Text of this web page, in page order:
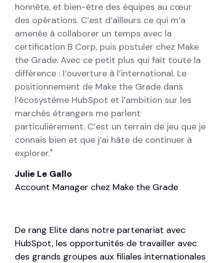
honnête, et bien-être des équipes au cœur
des opérations. C’est d’ailleurs ce qui m’a
amenée à collaborer un temps avec la
certification B Corp, puis postuler chez Make
the Grade. Avec ce petit plus qui fait toute la
différence : l’ouverture à l’international. Le
positionnement de Make the Grade dans
l’écosystème HubSpot et l’ambition sur les
marchés étrangers me parlent
particulièrement. C’est un terrain de jeu que je
connais bien et que j’ai hâte de continuer à
explorer."
Julie Le Gallo
Account Manager chez Make the Grade
De rang Elite dans notre partenariat avec
HubSpot, les opportunités de travailler avec
des grands groupes aux filiales internationales